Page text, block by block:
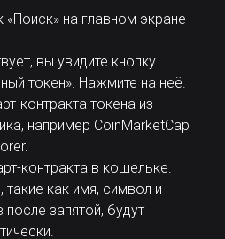
на главном экране
вы увидите кнопку
токен». Нажмите на неё.
контракта токена из
например CoinMarketCap
контракта в кошельке.
как имя, символ и
после запятой, будут